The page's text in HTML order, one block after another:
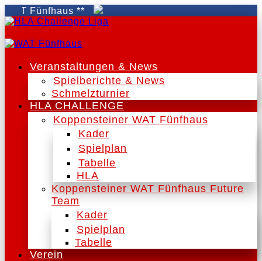
Fünfhaus **
Veranstaltungen & News
Spielberichte & News
Schmelzturnier
HLA CHALLENGE
Koppensteiner WAT Fünfhaus
Kader
Spielplan
Tabelle
HLA
Koppensteiner WAT Fünfhaus Future
Team
Kader
Spielplan
Tabelle
Verein